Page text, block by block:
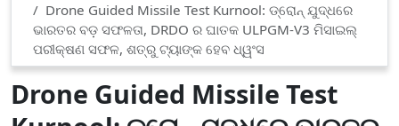
Drone Guided Missile Test Kurnool: ଡ୍ରୋନ୍ ଯୁଦ୍ଧରେ
ଭାରତର ବଡ଼ ସଫଳତା, DRDO ର ଘାତକ ULPGM-V3 ମିସାଇଲ୍
ପରୀକ୍ଷଣ ସଫଳ, ଶତ୍ରୁ ଟ୍ୟାଙ୍କ ହେବ ଧ୍ୱଂସ
Drone Guided Missile Test